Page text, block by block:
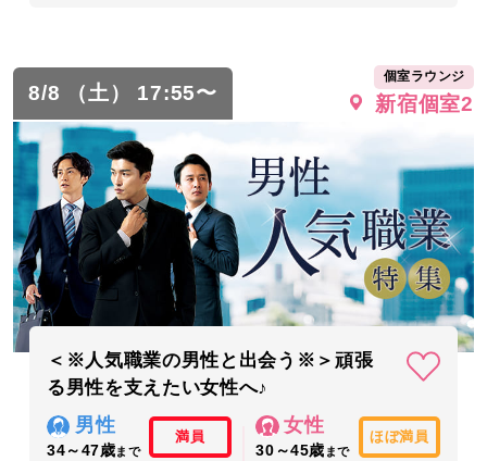
8/8 （土） 17:55〜
個室ラウンジ
新宿個室2
＜※人気職業の男性と出会う※＞頑張
る男性を支えたい女性へ♪
男性
34～47歳まで
満員
女性
30～45歳 まで
ほぼ満員